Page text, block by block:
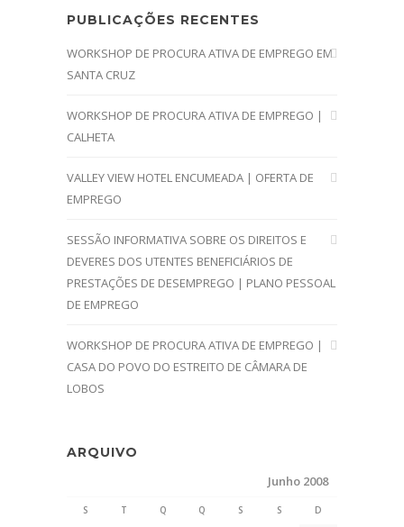
PUBLICAÇÕES RECENTES
WORKSHOP DE PROCURA ATIVA DE EMPREGO EM
SANTA CRUZ
WORKSHOP DE PROCURA ATIVA DE EMPREGO |
CALHETA
VALLEY VIEW HOTEL ENCUMEADA | OFERTA DE
EMPREGO
SESSÃO INFORMATIVA SOBRE OS DIREITOS E
DEVERES DOS UTENTES BENEFICIÁRIOS DE
PRESTAÇÕES DE DESEMPREGO | PLANO PESSOAL
DE EMPREGO
WORKSHOP DE PROCURA ATIVA DE EMPREGO |
CASA DO POVO DO ESTREITO DE CÂMARA DE
LOBOS
ARQUIVO
Junho 2008
S T Q Q S S D